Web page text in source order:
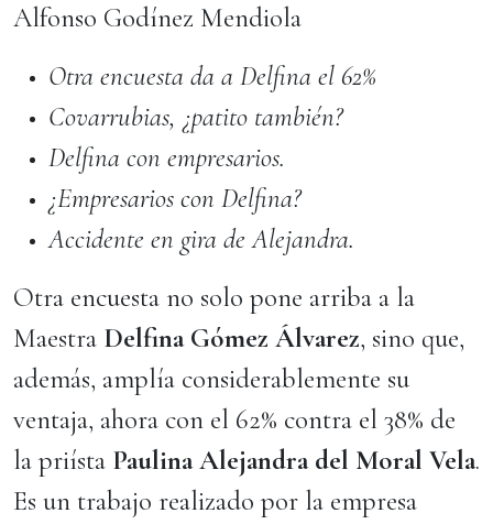
Alfonso Godínez Mendiola
Otra encuesta da a Delfina el 62%
Covarrubias, ¿patito también?
Delfina con empresarios.
¿Empresarios con Delfina?
Accidente en gira de Alejandra.
Otra encuesta no solo pone arriba a la
Maestra Delfina Gómez Álvarez, sino que,
además, amplía considerablemente su
ventaja, ahora con el 62% contra el 38% de
la priísta Paulina Alejandra del Moral Vela.
Es un trabajo realizado por la empresa